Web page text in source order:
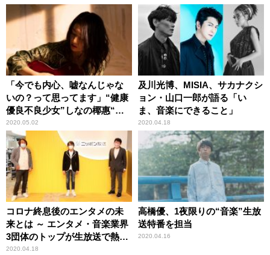
「今でも内心、嘘なんじゃな
いの？って思ってます」“健康
優良不良少女”しなの椰惠“オ
ールナイトニッポン”初登場！
2020.05.02
及川光博、MISIA、サカナクシ
ョン・山口一郎が語る「い
ま、音楽にできること」
2020.04.18
コロナ終息後のエンタメの未
来とは ～ エンタメ・音楽業界
3団体のトップが生放送で熱く
語った3時間
2020.04.18
高橋優、1夜限りの“音楽”生放
送特番を担当
2020.04.16